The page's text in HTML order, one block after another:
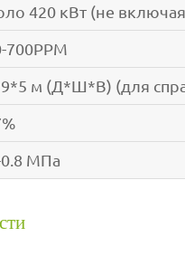
420 кВт (не
700PPM
м (Д*Ш*В) (для
0.8 МПа